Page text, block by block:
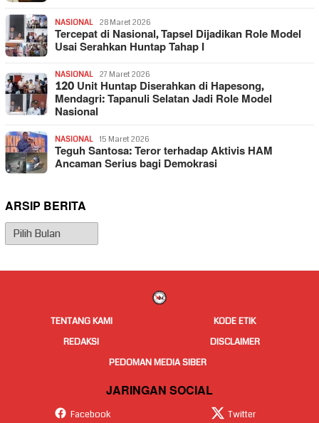
NASIONAL 28 Maret 2026
Tercepat di Nasional, Tapsel Dijadikan Role Model
Usai Serahkan Huntap Tahap I
NASIONAL 27 Maret 2026
120 Unit Huntap Diserahkan di Hapesong,
Mendagri: Tapanuli Selatan Jadi Role Model
Nasional
NASIONAL 15 Maret 2026
Teguh Santosa: Teror terhadap Aktivis HAM
Ancaman Serius bagi Demokrasi
ARSIP BERITA
Arsip
Berita
TENTANG KAMI
KODE ETIK
REDAKSI
DISCLAIMER
PEDOMAN MEDIA SIBER
JARINGAN SOCIAL
Facebook Twitter